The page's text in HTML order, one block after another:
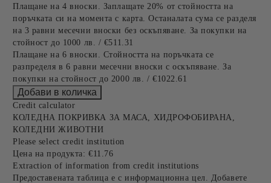
Плащане на 4 вноски. Заплащате 20% от стойността на
поръчката си на момента с карта. Останалата сума се разделя
на 3 равни месечни вноски без оскъпяване. За покупки на
стойност до 1000 лв. / €511.31
Плащане на 6 вноски. Стойността на поръчката се
разпределя в 6 равни месечни вноски с оскъпяване. За
покупки на стойност до 2000 лв. / €1022.61
Credit calculator
КОЛЕДНА ПОКРИВКА ЗА МАСА, ХИДРОФОБИРАНА,
КОЛЕДНИ ЖИВОТНИ
Please select credit institution
Цена на продукта: €11.76
Extraction of information from credit institutions
Предоставената таблица е с информационна цел. Добавете